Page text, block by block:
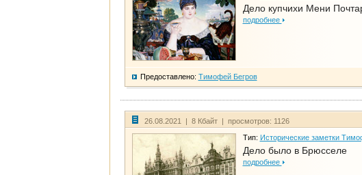
Дело купчихи Мени
подробнее
Предоставлено: Тимофей Бегров
26.08.2021 | 8 Кбайт | просмотров: 1126
Тип: Исторические заметки
Дело было в Брюсселе
подробнее